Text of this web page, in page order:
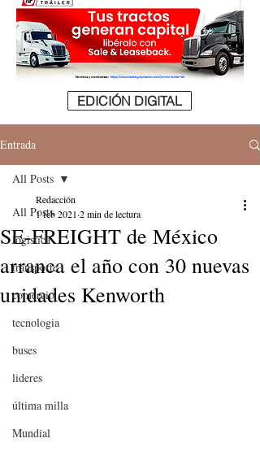
EDICIÓN DIGITAL
Entrada
All Posts
logistica
transporte
comercio
tecnologia
buses
lideres
última milla
Mundial
All Posts
SE-FREIGHT de México
arranca el año con 30 nuevas
unidades Kenworth
Redacción
1 feb 2021 2 min de lectura